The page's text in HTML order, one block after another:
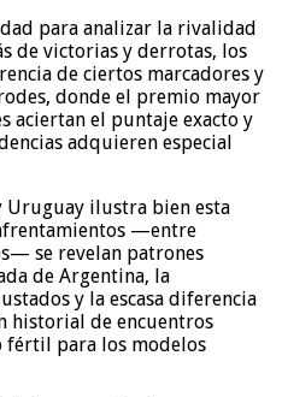
para analizar la rivalidad
de victorias y derrotas, los
de ciertos marcadores y
donde el premio mayor
aciertan el puntaje exacto y
adquieren especial
Uruguay ilustra bien esta
—entre
se revelan patrones
de Argentina, la
y la escasa diferencia
historial de encuentros
para los modelos